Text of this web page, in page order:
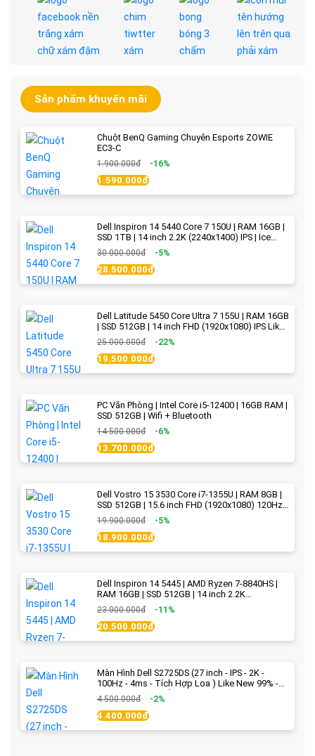
Sản phẩm khuyến mãi
Chuột BenQ Gaming Chuyên Esports ZOWIE
EC3-C
1.900.000đ -16%
1.590.000đ
Dell Inspiron 14 5440 Core 7 150U | RAM 16GB |
SSD 1TB | 14 inch 2.2K (2240x1400) IPS | Ice
Blue - New Fullbox
30.000.000đ -5%
28.500.000đ
Dell Latitude 5450 Core Ultra 7 155U | RAM 16GB
| SSD 512GB | 14 inch FHD (1920x1080) IPS Like
new
25.000.000đ -22%
19.500.000đ
PC Văn Phòng | Intel Core i5-12400 | 16GB RAM |
SSD 512GB | Wifi + Bluetooth
14.500.000đ -6%
13.700.000đ
Dell Vostro 15 3530 Core i7-1355U | RAM 8GB |
SSD 512GB | 15.6 inch FHD (1920x1080) 120Hz
WVA | Black | New Fullbox
19.900.000đ -5%
18.900.000đ
Dell Inspiron 14 5445 | AMD Ryzen 7-8840HS |
RAM 16GB | SSD 512GB | 14 inch 2.2K
(2240x1400) IPS 300nits | Ice Blue - New Fullbox
23.000.000đ -11%
20.500.000đ
Màn Hình Dell S2725DS (27 inch - IPS - 2K -
100Hz - 4ms - Tích Hợp Loa ) Like New 99% -
BH Chính Hãng hết 2027
4.500.000đ -2%
4.400.000đ